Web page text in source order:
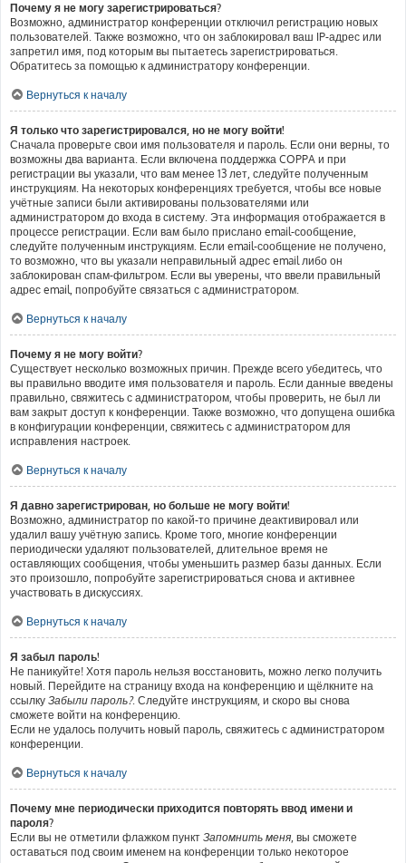
Почему я не могу зарегистрироваться?
Возможно, администратор конференции отключил регистрацию новых
пользователей. Также возможно, что он заблокировал ваш IP-адрес или
запретил имя, под которым вы пытаетесь зарегистрироваться.
Обратитесь за помощью к администратору конференции.
Вернуться к началу
Я только что зарегистрировался, но не могу войти!
Сначала проверьте свои имя пользователя и пароль. Если они верны, то
возможны два варианта. Если включена поддержка COPPA и при
регистрации вы указали, что вам менее 13 лет, следуйте полученным
инструкциям. На некоторых конференциях требуется, чтобы все новые
учётные записи были активированы пользователями или
администратором до входа в систему. Эта информация отображается в
процессе регистрации. Если вам было прислано email-сообщение,
следуйте полученным инструкциям. Если email-сообщение не получено,
то возможно, что вы указали неправильный адрес email либо он
заблокирован спам-фильтром. Если вы уверены, что ввели правильный
адрес email, попробуйте связаться с администратором.
Вернуться к началу
Почему я не могу войти?
Существует несколько возможных причин. Прежде всего убедитесь, что
вы правильно вводите имя пользователя и пароль. Если данные введены
правильно, свяжитесь с администратором, чтобы проверить, не был ли
вам закрыт доступ к конференции. Также возможно, что допущена ошибка
в конфигурации конференции, свяжитесь с администратором для
исправления настроек.
Вернуться к началу
Я давно зарегистрирован, но больше не могу войти!
Возможно, администратор по какой-то причине деактивировал или
удалил вашу учётную запись. Кроме того, многие конференции
периодически удаляют пользователей, длительное время не
оставляющих сообщения, чтобы уменьшить размер базы данных. Если
это произошло, попробуйте зарегистрироваться снова и активнее
участвовать в дискуссиях.
Вернуться к началу
Я забыл пароль!
Не паникуйте! Хотя пароль нельзя восстановить, можно легко получить
новый. Перейдите на страницу входа на конференцию и щёлкните на
ссылку Забыли пароль?. Следуйте инструкциям, и скоро вы снова
сможете войти на конференцию.
Если не удалось получить новый пароль, свяжитесь с администратором
конференции.
Вернуться к началу
Почему мне периодически приходится повторять ввод имени и
пароля?
Если вы не отметили флажком пункт Запомнить меня, вы сможете
оставаться под своим именем на конференции только некоторое